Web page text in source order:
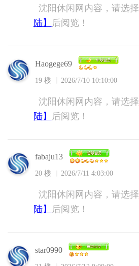
沈阳休闲网内容，请选择
陆】
后阅览！
Haogege69
19 楼 2026/7/10 10:10:00
沈阳休闲网内容，请选择
陆】
后阅览！
fabaju13
20 楼 2026/7/11 4:03:00
沈阳休闲网内容，请选择
陆】
后阅览！
star0990